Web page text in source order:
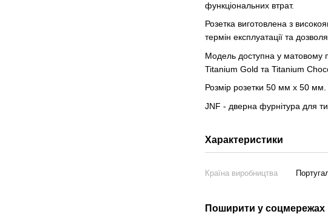
функціональних втрат.
Розетка виготовлена з
термін експлуатації та
Модель доступна у матовому
Titanium Gold та Titanium
Розмір розетки 50 мм х 50 мм.
JNF - дверна фурнітура для
Характеристики
Країна виробництва
Поширити у соцмережах